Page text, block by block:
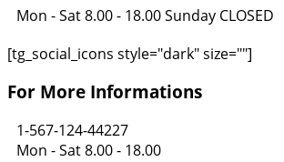
Mon - Sat 8.00 - 18.00 Sunday CLOSED
[tg_social_icons style="dark" size=""]
For More Informations
1-567-124-44227
Mon - Sat 8.00 - 18.00